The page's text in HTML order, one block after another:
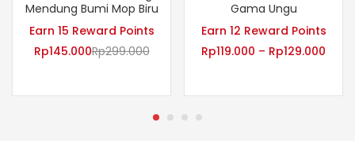
Mendung Bumi Mop Biru
Earn 15 Reward Points
Rp145.000Rp299.000
Gama Ungu
Earn 12 Reward Points
Rp119.000 – Rp129.000